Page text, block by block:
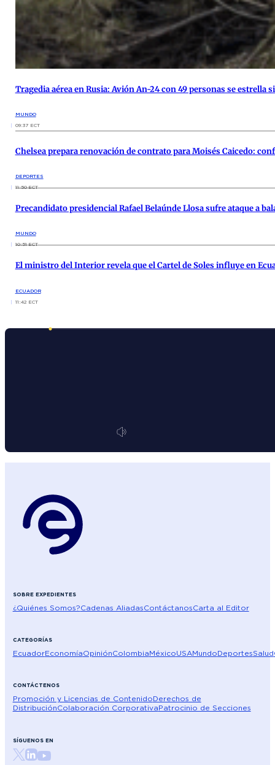
Tragedia aérea en Rusia: Avión An-24 con 49 personas se estrella
MUNDO
09:37 ECT
Chelsea prepara renovación de contrato para Moisés Caicedo:
DEPORTES
11:50 ECT
Precandidato presidencial Rafael Belaúnde Llosa sufre ataque a
MUNDO
10:51 ECT
El ministro del Interior revela que el Cartel de Soles influye en
ECUADOR
11:42 ECT
SOBRE EXPEDIENTES
¿Quiénes Somos?Cadenas AliadasContáctanosCarta al Editor
CATEGORÍAS
EcuadorEconomíaOpiniónColombiaMéxicoUSAMundoDeportesSalud
CONTÁCTENOS
Promoción y Licencias de ContenidoDerechos de
DistribuciónColaboración CorporativaPatrocinio de Secciones
SÍGUENOS EN